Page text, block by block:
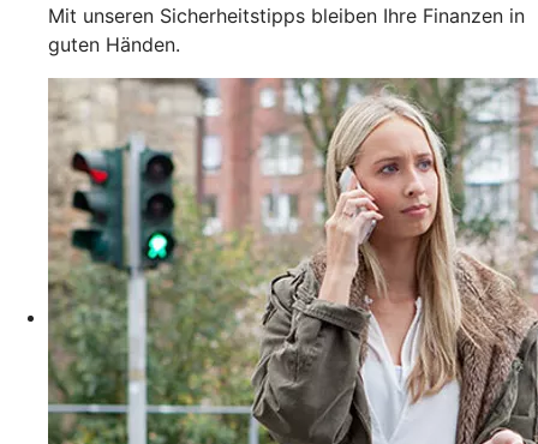
Mit unseren Sicherheitstipps bleiben Ihre Finanzen in
guten Händen.